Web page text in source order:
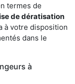
termes de
de dératisation
à votre disposition
dans le
à